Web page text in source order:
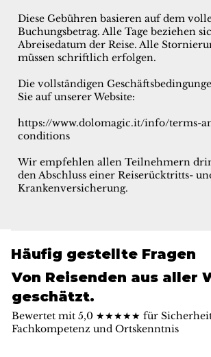
Diese Gebühren basieren auf dem
Buchungsbetrag. Alle Tage beziehen
Abreisedatum der Reise. Alle
müssen schriftlich erfolgen.
Die vollständigen
Sie auf unserer Website:
https://www.dolomagic.it/info/terms-
conditions
Wir empfehlen allen Teilnehmern
den Abschluss einer Reiserücktritts-
Krankenversicherung.
Häufig gestellte Fragen
Von Reisenden aus aller
geschätzt.
Bewertet mit 5,0 ★★★★★ für
Fachkompetenz und Ortskenntnis